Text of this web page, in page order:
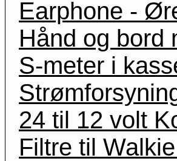
Earphone -
Hånd og bord
S-meter i
24 til 12 volt
Filtre til